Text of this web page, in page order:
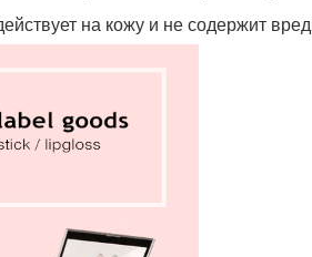
на кожу и не содержит